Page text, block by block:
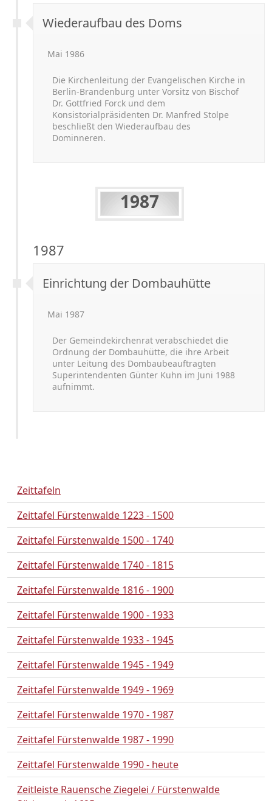
Wiederaufbau des Doms
Mai 1986
Die Kirchenleitung der Evangelischen Kirche in
Berlin-Brandenburg unter Vorsitz von Bischof
Dr. Gottfried Forck und dem
Konsistorialpräsidenten Dr. Manfred Stolpe
beschließt den Wiederaufbau des
Dominneren.
1987
1987
Einrichtung der Dombauhütte
Mai 1987
Der Gemeindekirchenrat verabschiedet die
Ordnung der Dombauhütte, die ihre Arbeit
unter Leitung des Dombaubeauftragten
Superintendenten Günter Kuhn im Juni 1988
aufnimmt.
Zeittafeln
Zeittafel Fürstenwalde 1223 - 1500
Zeittafel Fürstenwalde 1500 - 1740
Zeittafel Fürstenwalde 1740 - 1815
Zeittafel Fürstenwalde 1816 - 1900
Zeittafel Fürstenwalde 1900 - 1933
Zeittafel Fürstenwalde 1933 - 1945
Zeittafel Fürstenwalde 1945 - 1949
Zeittafel Fürstenwalde 1949 - 1969
Zeittafel Fürstenwalde 1970 - 1987
Zeittafel Fürstenwalde 1987 - 1990
Zeittafel Fürstenwalde 1990 - heute
Zeitleiste Rauensche Ziegelei / Fürstenwalde